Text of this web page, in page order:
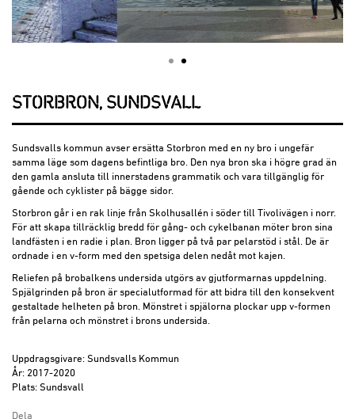
STORBRON, SUNDSVALL
Sundsvalls kommun avser ersätta Storbron med en ny bro i ungefär
samma läge som dagens befintliga bro. Den nya bron ska i högre grad än
den gamla ansluta till innerstadens grammatik och vara tillgänglig för
gående och cyklister på bägge sidor.
Storbron går i en rak linje från Skolhusallén i söder till Tivolivägen i norr.
För att skapa tillräcklig bredd för gång- och cykelbanan möter bron sina
landfästen i en radie i plan. Bron ligger på två par pelarstöd i stål. De är
ordnade i en v-form med den spetsiga delen nedåt mot kajen.
Reliefen på brobalkens undersida utgörs av gjutformarnas uppdelning.
Spjälgrinden på bron är specialutformad för att bidra till den konsekvent
gestaltade helheten på bron. Mönstret i spjälorna plockar upp v-formen
från pelarna och mönstret i brons undersida.
Uppdragsgivare: Sundsvalls Kommun
År: 2017-2020
Plats: Sundsvall
Dela